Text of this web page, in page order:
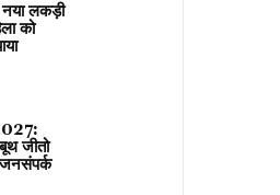
नया लकड़ी
को
जीतो